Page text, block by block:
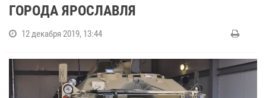
ГОРОДА ЯРОСЛАВЛЯ
12 декабря 2019, 13:44